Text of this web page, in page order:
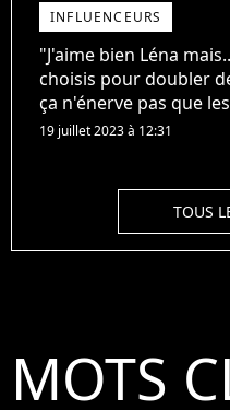
INFLUENCEURS
"J'aime bien Léna
choisis pour doubler
ça n'énerve pas que
19 juillet 2023 à 12:31
TOUS
MOTS